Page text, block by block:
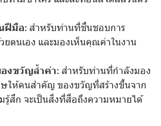
ฝีมือ: สำหรับท่านที่ชื่นชอบการ
ยตนเอง และมองเห็นคุณค่าในงาน
งขวัญล้ำค่า: สำหรับท่านที่กำลังมอง
ให้คนสำคัญ ของขวัญที่สร้างขึ้นจาก
รู้สึก จะเป็นสิ่งที่สื่อถึงความหมายได้